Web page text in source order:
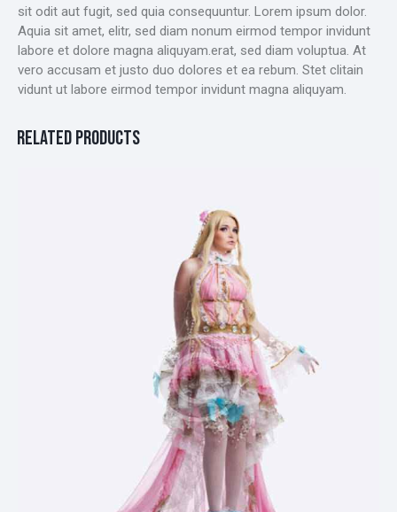
sit odit aut fugit, sed quia consequuntur. Lorem ipsum dolor.
Aquia sit amet, elitr, sed diam nonum eirmod tempor invidunt
labore et dolore magna aliquyam.erat, sed diam voluptua. At
vero accusam et justo duo dolores et ea rebum. Stet clitain
vidunt ut labore eirmod tempor invidunt magna aliquyam.
RELATED PRODUCTS